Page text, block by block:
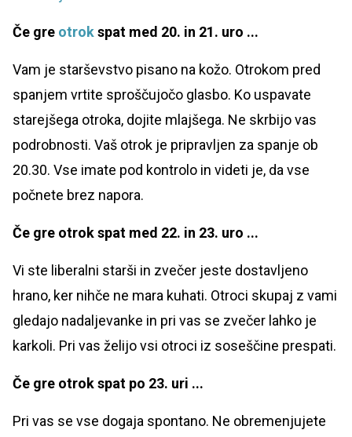
Če gre otrokspat med 20. in 21. uro ...
Vam je starševstvo pisano na kožo. Otrokom pred
spanjem vrtite sproščujočo glasbo. Ko uspavate
starejšega otroka, dojite mlajšega. Ne skrbijo vas
podrobnosti. Vaš otrok je pripravljen za spanje ob
20.30. Vse imate pod kontrolo in videti je, da vse
počnete brez napora.
Če gre otrok spat med 22. in 23. uro ...
Vi ste liberalni starši in zvečer jeste dostavljeno
hrano, ker nihče ne mara kuhati. Otroci skupaj z vami
gledajo nadaljevanke in pri vas se zvečer lahko je
karkoli. Pri vas želijo vsi otroci iz soseščine prespati.
Če gre otrok spat po 23. uri ...
Pri vas se vse dogaja spontano. Ne obremenjujete